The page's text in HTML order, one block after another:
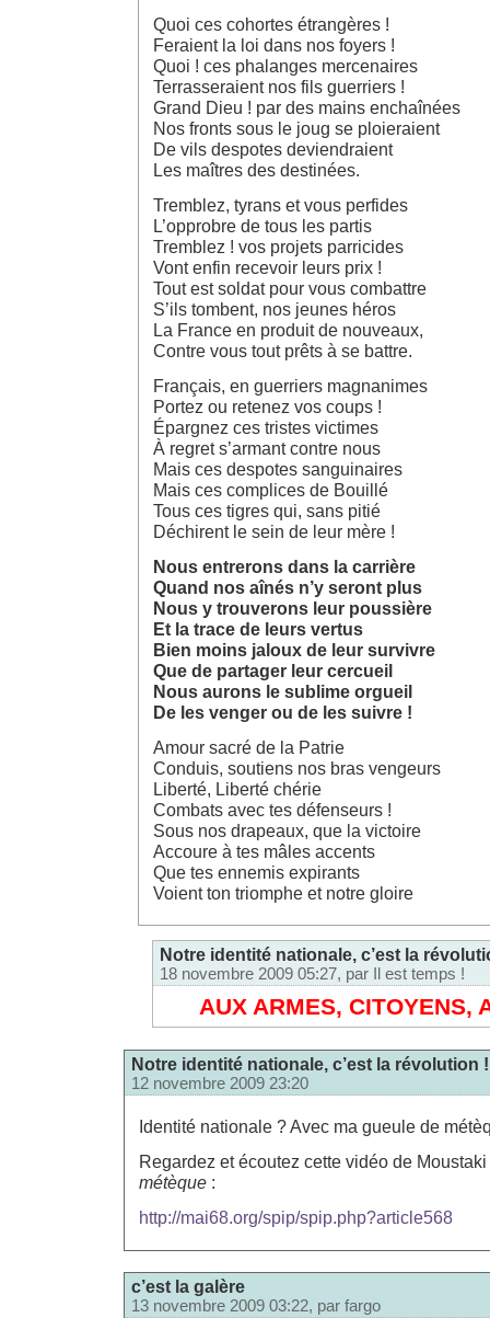
Quoi ces cohortes étrangères !
Feraient la loi dans nos foyers !
Quoi ! ces phalanges mercenaires
Terrasseraient nos fils guerriers !
Grand Dieu ! par des mains enchaînées
Nos fronts sous le joug se ploieraient
De vils despotes deviendraient
Les maîtres des destinées.
Tremblez, tyrans et vous perfides
L’opprobre de tous les partis
Tremblez ! vos projets parricides
Vont enfin recevoir leurs prix !
Tout est soldat pour vous combattre
S’ils tombent, nos jeunes héros
La France en produit de nouveaux,
Contre vous tout prêts à se battre.
Français, en guerriers magnanimes
Portez ou retenez vos coups !
Épargnez ces tristes victimes
À regret s’armant contre nous
Mais ces despotes sanguinaires
Mais ces complices de Bouillé
Tous ces tigres qui, sans pitié
Déchirent le sein de leur mère !
Nous entrerons dans la carrière
Quand nos aînés n’y seront plus
Nous y trouverons leur poussière
Et la trace de leurs vertus
Bien moins jaloux de leur survivre
Que de partager leur cercueil
Nous aurons le sublime orgueil
De les venger ou de les suivre !
Amour sacré de la Patrie
Conduis, soutiens nos bras vengeurs
Liberté, Liberté chérie
Combats avec tes défenseurs !
Sous nos drapeaux, que la victoire
Accoure à tes mâles accents
Que tes ennemis expirants
Voient ton triomphe et notre gloire
Notre identité nationale, c’est la
18 novembre 2009 05:27, par Il est temps !
AUX ARMES, CITOYENS,
Notre identité nationale, c’est la révolution !
12 novembre 2009 23:20
Identité nationale ? Avec ma gueule de
Regardez et écoutez cette vidéo de
métèque :
http://mai68.org/spip/spip.php?article568
c’est la galère
13 novembre 2009 03:22, par fargo